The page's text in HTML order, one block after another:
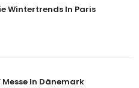
Wintertrends In Paris
Messe In Dänemark